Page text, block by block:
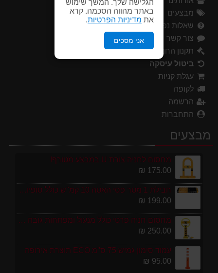
הגלישה שלך. המשך שימוש
באתר מהווה הסכמה. קרא
את מדיניות הפרטיות
אני מסכים
מבצעים
שאלות נפוצות
צור קשר
תקנון החנות
ביטול עיסקה
עגלת קניות
לקופה
הרשמה
התחברות
מבצעים
מחסום לחניה צורת U במבצע מטורף!
175.00 ₪
חבילת 1 מטר פסי האטה 10 קמ''ש כולל סופיות מפלסטיק
199.00 ₪
מחסום חניה פרטי כולל מנעול ומפתחות גובה 70 ס"מ
250.00 ₪
עמוד סימון גמיש 75 ס''מ ECO תוצרת אירופה
95.00 ₪